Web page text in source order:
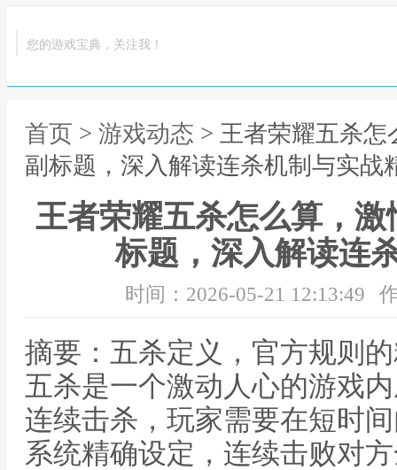
您的游戏宝典，关注我！
首页 > 游戏动态 > 王者荣耀五杀
副标题，深入解读连杀机制与实战
王者荣耀五杀怎么算，
标题，深入解读连
时间：2026-05-21 12:13:49
摘要：五杀定义，官方规则
五杀是一个激动人心的游戏
连续击杀，玩家需要在短时
系统精确设定，连续击败对